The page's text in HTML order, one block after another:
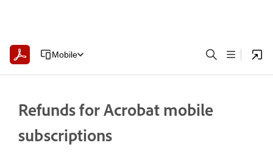
Mobile
Refunds for Acrobat mobile
subscriptions